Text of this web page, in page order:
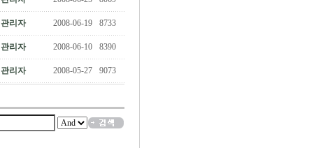
관리자 2008-06-19 8733
관리자 2008-06-10 8390
관리자 2008-05-27 9073